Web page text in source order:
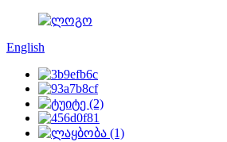
English